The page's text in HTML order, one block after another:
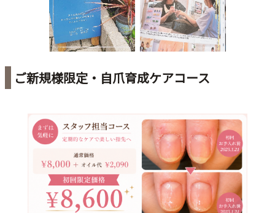
ご新規様限定・自爪育成ケアコース